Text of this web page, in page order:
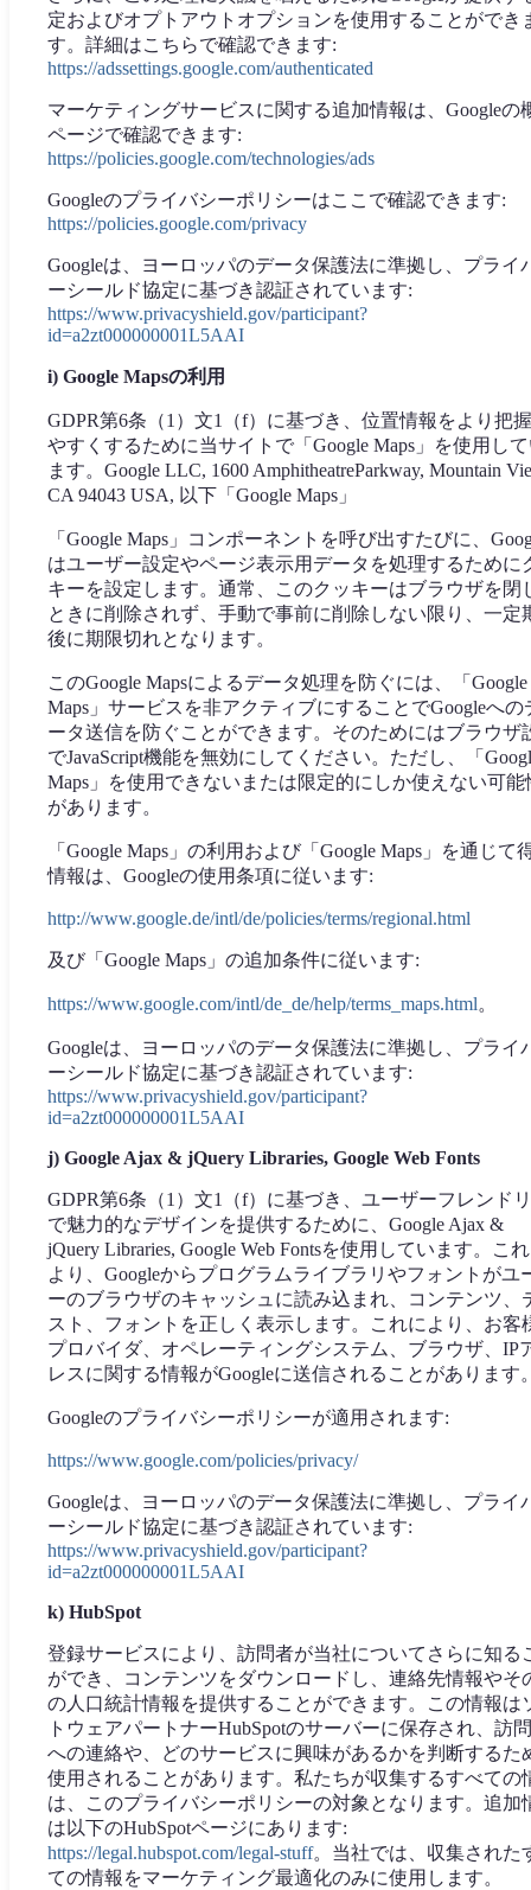
定およびオプトアウトオプションを使用することができ
す。詳細はこちらで確認できます:
https://adssettings.google.com/authenticated
マーケティングサービスに関する追加情報は、Googleの
ページで確認できます:
https://policies.google.com/technologies/ads
Googleのプライバシーポリシーはここで確認できます:
https://policies.google.com/privacy
Googleは、ヨーロッパのデータ保護法に準拠し、プライ
ーシールド協定に基づき認証されています:
https://www.privacyshield.gov/participant?
id=a2zt000000001L5AAI
i) Google Mapsの利用
GDPR第6条（1）文1（f）に基づき、位置情報をより把
やすくするために当サイトで「Google Maps」を使用し
ます。Google LLC, 1600 AmphitheatreParkway, Mountain
CA 94043 USA, 以下「Google Maps」
「Google Maps」コンポーネントを呼び出すたびに、
はユーザー設定やページ表示用データを処理するために
キーを設定します。通常、このクッキーはブラウザを閉
ときに削除されず、手動で事前に削除しない限り、一定
後に期限切れとなります。
このGoogle Mapsによるデータ処理を防ぐには、「Google
Maps」サービスを非アクティブにすることでGoogleへの
ータ送信を防ぐことができます。そのためにはブラウザ
でJavaScript機能を無効にしてください。ただし、「
Maps」を使用できないまたは限定的にしか使えない可能
があります。
「Google Maps」の利用および「Google Maps」を通じて
情報は、Googleの使用条項に従います:
http://www.google.de/intl/de/policies/terms/regional.html
及び「Google Maps」の追加条件に従います:
https://www.google.com/intl/de_de/help/terms_maps.html。
Googleは、ヨーロッパのデータ保護法に準拠し、プライ
ーシールド協定に基づき認証されています:
https://www.privacyshield.gov/participant?
id=a2zt000000001L5AAI
j) Google Ajax & jQuery Libraries, Google Web Fonts
GDPR第6条（1）文1（f）に基づき、ユーザーフレンド
で魅力的なデザインを提供するために、Google Ajax &
jQuery Libraries, Google Web Fontsを使用しています。こ
より、Googleからプログラムライブラリやフォントがユ
ーのブラウザのキャッシュに読み込まれ、コンテンツ、
スト、フォントを正しく表示します。これにより、お客
プロバイダ、オペレーティングシステム、ブラウザ、IP
レスに関する情報がGoogleに送信されることがあります
Googleのプライバシーポリシーが適用されます:
https://www.google.com/policies/privacy/
Googleは、ヨーロッパのデータ保護法に準拠し、プライ
ーシールド協定に基づき認証されています:
https://www.privacyshield.gov/participant?
id=a2zt000000001L5AAI
k) HubSpot
登録サービスにより、訪問者が当社についてさらに知る
ができ、コンテンツをダウンロードし、連絡先情報やそ
の人口統計情報を提供することができます。この情報は
トウェアパートナーHubSpotのサーバーに保存され、訪
への連絡や、どのサービスに興味があるかを判断するた
使用されることがあります。私たちが収集するすべての
は、このプライバシーポリシーの対象となります。追加
は以下のHubSpotページにあります:
https://legal.hubspot.com/legal-stuff。当社では、収集された
ての情報をマーケティング最適化のみに使用します。